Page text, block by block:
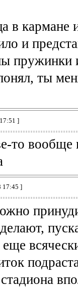
в
и
пружинки
ты
]
то вообще
17:45 ]
стадиона